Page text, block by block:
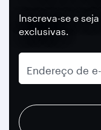
Inscreva-se e
exclusivas.
Endereço de